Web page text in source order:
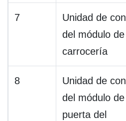
7
Unidad de
del módulo de
carrocería
8
Unidad de
del módulo
puerta del